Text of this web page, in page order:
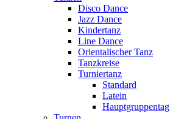
Disco Dance
Jazz Dance
Kindertanz
Line Dance
Orientalischer Tanz
Tanzkreise
Turniertanz
Standard
Latein
Hauptgruppentag